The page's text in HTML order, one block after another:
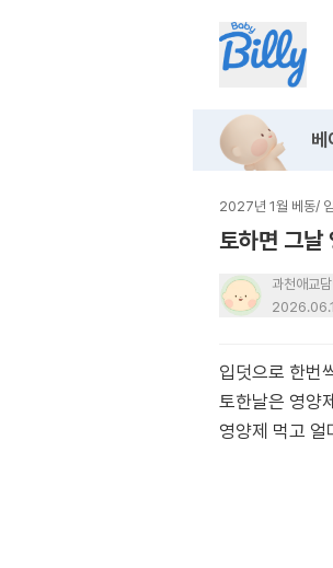
베
2027년 1월 베동/
토하면 그날
과천애교
입덧으로 한번
토한날은 영양
영양제 먹고